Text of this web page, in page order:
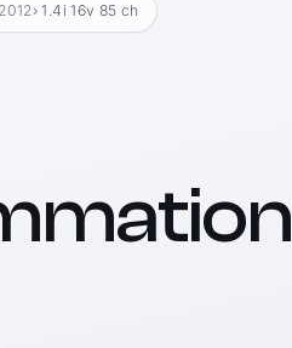
› 1.4i 16v 85 ch